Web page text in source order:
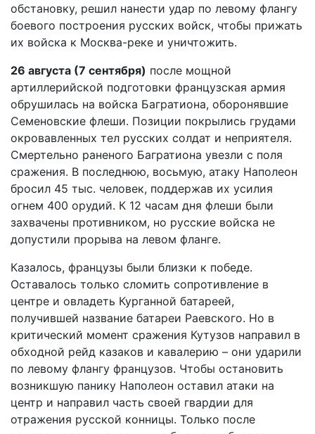
обстановку, решил нанести удар по левому флангу
боевого построения русских войск, чтобы прижать
их войска к Москва-реке и уничтожить.
26 августа (7 сентября) после мощной
артиллерийской подготовки французская армия
обрушилась на войска Багратиона, оборонявшие
Семеновские флеши. Позиции покрылись грудами
окровавленных тел русских солдат и неприятеля.
Смертельно раненого Багратиона увезли с поля
сражения. В последнюю, восьмую, атаку Наполеон
бросил 45 тыс. человек, поддержав их усилия
огнем 400 орудий. К 12 часам дня флеши были
захвачены противником, но русские войска не
допустили прорыва на левом фланге.
Казалось, французы были близки к победе.
Оставалось только сломить сопротивление в
центре и овладеть Курганной батареей,
получившей название батареи Раевского. Но в
критический момент сражения Кутузов направил в
обходной рейд казаков и кавалерию – они ударили
по левому флангу французов. Чтобы остановить
возникшую панику Наполеон оставил атаки на
центр и направил часть своей гвардии для
отражения русской конницы. Только после